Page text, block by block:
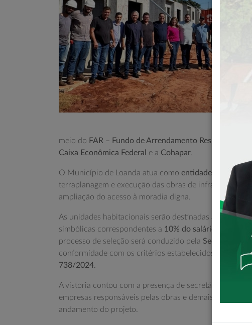
meio do FAR – Fundo de Arrendamento Residencial ,
Caixa Econômica Federal
e a Cohapar
O Município de Loanda atua como entidade doadora
,
terraplanagem e execução das obras de infraestrutura
ampliação do acesso à moradia digna.
As unidades habitacionais serão destinadas a famílias
simbólicas correspondentes a 10% do salário mínimo
processo de seleção será conduzido pela Secretaria
conformidade com os critérios estabelecidos pelo
738/2024
A vistoria contou com a presença de secretários
empresas responsáveis pelas obras e demais
andamento do projeto.